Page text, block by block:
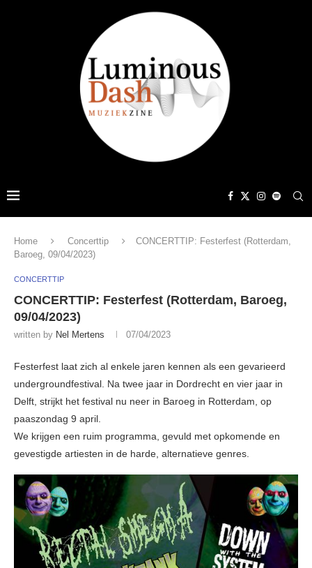
Home Concerttip
CONCERTTIP: Festerfest (Rotterdam,
Baroeg, 09/04/2023)
CONCERTTIP
CONCERTTIP: Festerfest (Rotterdam, Baroeg,
09/04/2023)
written by Nel Mertens 07/04/2023
Festerfest laat zich al enkele jaren kennen als een gevarieerd
undergroundfestival. Na twee jaar in Dordrecht en vier jaar in
Delft, strijkt het festival nu neer in Baroeg in Rotterdam, op
paaszondag 9 april.
We krijgen een ruim programma, gevuld met opkomende en
gevestigde artiesten in de harde, alternatieve genres.